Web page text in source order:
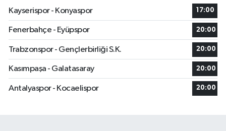
Kayserispor - Konyaspor
17:00
Fenerbahçe - Eyüpspor 20:00
Trabzonspor - Gençlerbirliği S.K. 20:00
Kasımpaşa - Galatasaray 20:00
Antalyaspor - Kocaelispor 20:00